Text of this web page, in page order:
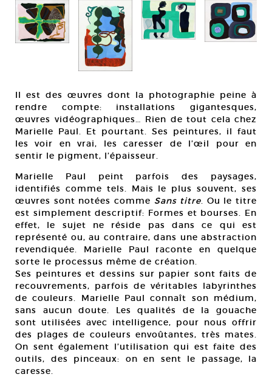
Il est des œuvres dont la photographie peine à
rendre compte: installations gigantesques,
œuvres vidéographiques… Rien de tout cela chez
Marielle Paul. Et pourtant. Ses peintures, il faut
les voir en vrai, les caresser de l’œil pour en
sentir le pigment, l’épaisseur.
Marielle Paul peint parfois des paysages,
identifiés comme tels. Mais le plus souvent, ses
œuvres sont notées comme Sans titre. Ou le titre
est simplement descriptif: Formes et bourses. En
effet, le sujet ne réside pas dans ce qui est
représenté ou, au contraire, dans une abstraction
revendiquée. Marielle Paul raconte en quelque
sorte le processus même de création.
Ses peintures et dessins sur papier sont faits de
recouvrements, parfois de véritables labyrinthes
de couleurs. Marielle Paul connaît son médium,
sans aucun doute. Les qualités de la gouache
sont utilisées avec intelligence, pour nous offrir
des plages de couleurs envoûtantes, très mates.
On sent également l’utilisation qui est faite des
outils, des pinceaux: on en sent le passage, la
caresse.